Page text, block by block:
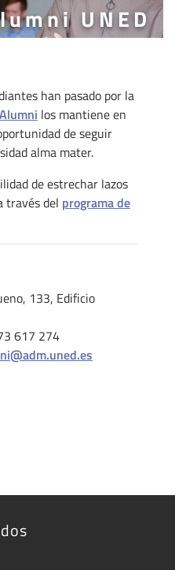
UNED
han pasado por la
los mantiene en
de seguir
alma mater.
de estrechar lazos
través del programa de
133, Edificio
617 274